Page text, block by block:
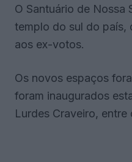
O Santuário de Nossa
templo do sul do país,
aos ex-votos.
Os novos espaços
foram inaugurados
Lurdes Craveiro,